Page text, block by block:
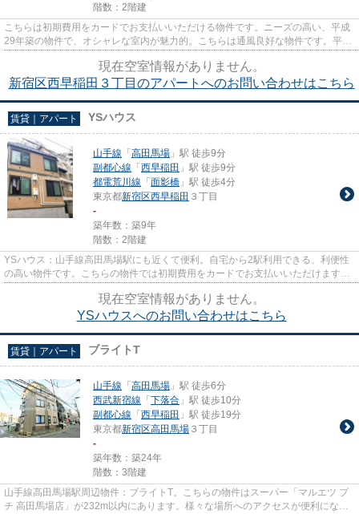
階数：2階建
こちらは初期費用をカードでお支払いいただける物件です。ニーズの高い、平成
29年築の物件で、オシャレな室内が魅力的。こちらは通風良好な物件です。平坦
現在空室情報がありません。
新宿区西早稲田３丁目のアパートへのお問い合わせはこちら
賃貸｜アパート YSハウス
山手線 「 高田馬場 」駅 徒歩9分
副都心線 「 西早稲田 」駅 徒歩9分
都電荒川線 「 面影橋 」駅 徒歩4分
東京都新宿区西早稲田 ３丁目
-
築年数：築9年
階数：2階建
YSハウス：山手線高田馬場駅にも近くて便利。自宅から2駅利用できる、利便性
の高い物件です。こちらの物件では初期費用をカードでお支払いいただけます。
現在空室情報がありません。
YSハウスへのお問い合わせはこちら
賃貸｜アパート ブライトT
山手線 「 高田馬場 」駅 徒歩6分
西武新宿線 「 下落合 」駅 徒歩10分
副都心線 「 西早稲田 」駅 徒歩19分
東京都新宿区高田馬場 ３丁目
-
築年数：築24年
階数：3階建
山手線高田馬場駅周辺物件：ブライトT。こちらの物件はスーパー「マルエツ プ
チ 高田馬場店」が232m以内にあります。様々な場所へのアクセスが便利にな